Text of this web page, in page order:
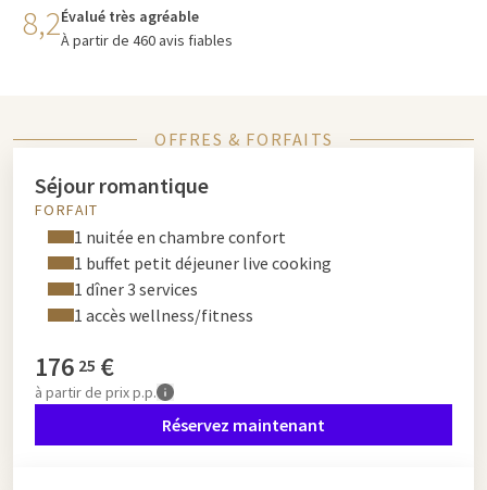
8,2Évalué très agréable
À partir de 460 avis fiables
OFFRES & FORFAITS
Séjour romantique
FORFAIT
1 nuitée en chambre confort
1 buffet petit déjeuner live cooking
1 dîner 3 services
1 accès wellness/fitness
176 25 €
à partir de prix p.p.
Réservez maintenant